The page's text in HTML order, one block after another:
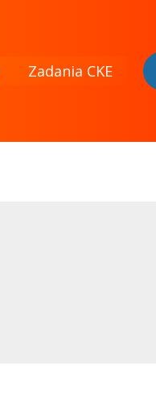
Zadania CKE